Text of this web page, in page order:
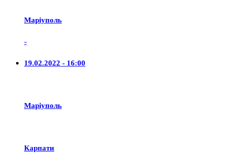
Маріуполь
-
19.02.2022 - 16:00
Маріуполь
Карпати